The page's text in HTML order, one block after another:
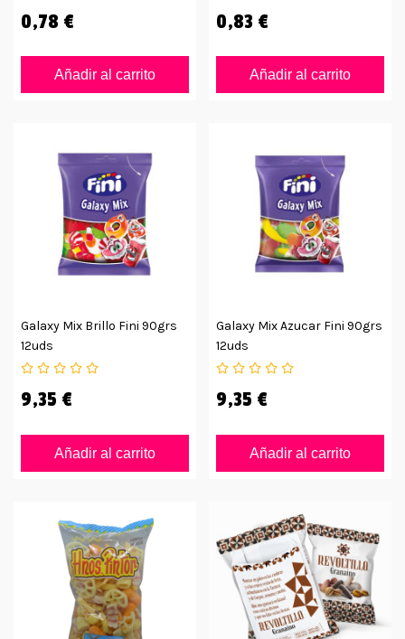
0,78 €
Añadir al carrito
0,83 €
Añadir al carrito
Galaxy Mix Brillo Fini 90grs
12uds
9,35 €
Añadir al carrito
Galaxy Mix Azucar Fini 90grs
12uds
9,35 €
Añadir al carrito